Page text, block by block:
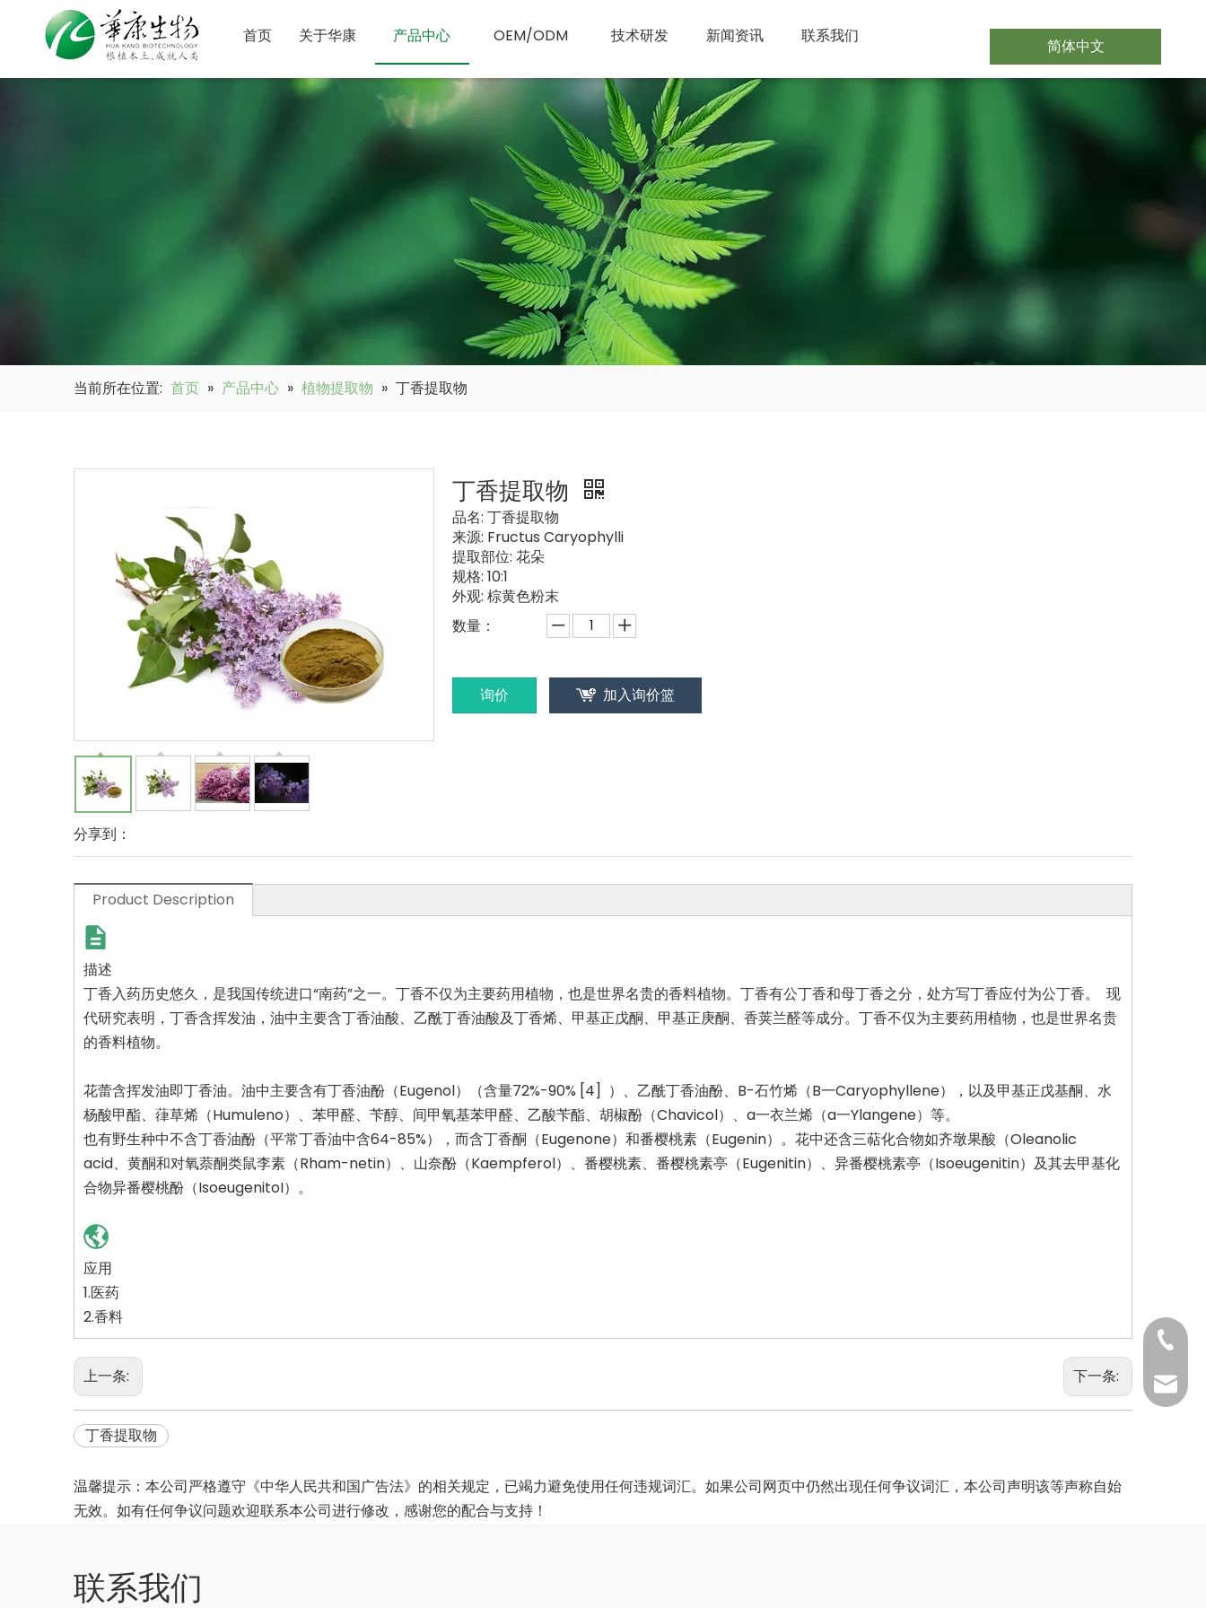
首页 关于华康 产品中心 OEM/ODM 技术研发 新闻资讯 联系我们
简体中文
当前所在位置: 首页 » 产品中心 » 植物提取物 » 丁香提取物
分享到：
丁香提取物
品名: 丁香提取物
来源: Fructus Caryophylli
提取部位: 花朵
规格: 10:1
外观: 棕黄色粉末
数量：
询价 加入询价篮
Product Description
描述
丁香入药历史悠久，是我国传统进口“南药”之一。丁香不仅为主要药用植物，也是世界名贵的香料植物。丁香有公丁香和母丁香之分，处方写丁香应付为公丁香。 现
代研究表明，丁香含挥发油，油中主要含丁香油酸、乙酰丁香油酸及丁香烯、甲基正戊酮、甲基正庚酮、香荚兰醛等成分。丁香不仅为主要药用植物，也是世界名贵
的香料植物。
花蕾含挥发油即丁香油。油中主要含有丁香油酚（Eugenol）（含量72%-90% [4] ）、乙酰丁香油酚、B-石竹烯（B一Caryophyllene），以及甲基正戊基酮、水
杨酸甲酯、葎草烯（Humuleno）、苯甲醛、苄醇、间甲氧基苯甲醛、乙酸苄酯、胡椒酚（Chavicol）、a一衣兰烯（a一Ylangene）等。
也有野生种中不含丁香油酚（平常丁香油中含64-85%），而含丁香酮（Eugenone）和番樱桃素（Eugenin）。花中还含三萜化合物如齐墩果酸（Oleanolic
acid、黄酮和对氧萘酮类鼠李素（Rham-netin）、山奈酚（Kaempferol）、番樱桃素、番樱桃素亭（Eugenitin）、异番樱桃素亭（Isoeugenitin）及其去甲基化
合物异番樱桃酚（IsoeugenitoI）。
应用
1.医药
2.香料
上一条: 下一条:
丁香提取物
温馨提示：本公司严格遵守《中华人民共和国广告法》的相关规定，已竭力避免使用任何违规词汇。如果公司网页中仍然出现任何争议词汇，本公司声明该等声称自始
无效。如有任何争议问题欢迎联系本公司进行修改，感谢您的配合与支持！
联系我们
0731-
0731-